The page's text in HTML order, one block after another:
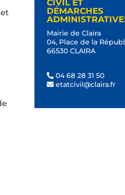
CIVIL ET
DÉMARCHES
Mairie de Claira
04, Place de la
66530 CLAIRA
04 68 28 31 50
etatcivil@claira.fr